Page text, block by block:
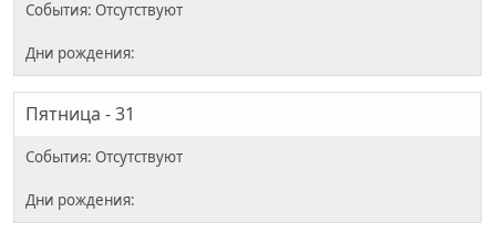
Пятница - 31